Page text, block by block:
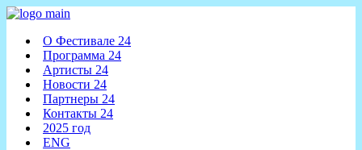
О Фестивале 24
Программа 24
Артисты 24
Новости 24
Партнеры 24
Контакты 24
2025 год
ENG